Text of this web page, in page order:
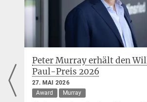
Peter Murray erhält den
Paul-Preis 2026
27. MAI 2026
Award
Murray